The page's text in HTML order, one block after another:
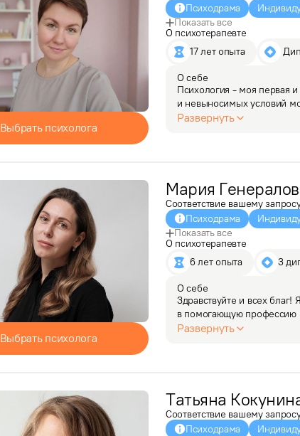
Выбрать психолога
Психодрама
Показать все
О психотерапевте
17 лет опыта
О себе
Психология - моя первая
и невыносимых условий
ресурс. Поэтому не чиню,
Развернуть
Выбрать психолога
Мария
Соответствие вашему
Психодрама
Показать все
О психотерапевте
6 лет опыта
3
О себе
Здравствуйте и всех
в помогающую профессию
из собственного бизнеса,
Развернуть
Татьяна
Соответствие вашему
Психодрама